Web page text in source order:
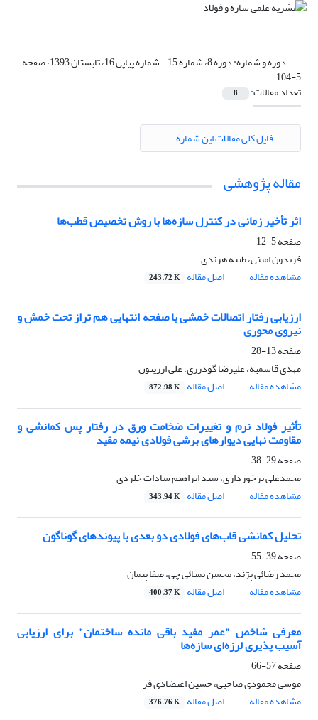
دوره و شماره: دوره 8، شماره 15 - شماره پیاپی 16، تابستان 1393، صفحه
5-104
تعداد مقالات: 8
فایل کلی مقالات این شماره
مقاله پژوهشی
اثر تأخیر زمانی در کنترل سازه‌ها با روش تخصیص قطب‌ها
صفحه5-12
فریدون امینی، طیبه هرندی
مشاهده مقاله
اصل مقاله 243.72 K
ارزیابی رفتار اتصالات خمشی با صفحه انتهایی هم تراز تحت خمش و
نیروی محوری
صفحه13-28
مهدی قاسمیه، علیرضا گودرزی، علی ارزیتون
مشاهده مقاله
اصل مقاله 872.98 K
تأثیر فولاد نرم و تغییرات ضخامت ورق در رفتار پس کمانشی و
مقاومت نهایی دیوارهای برشی فولادی نیمه مقید
صفحه29-38
محمدعلی برخورداری، سید ابراهیم سادات خلردی
مشاهده مقاله
اصل مقاله 343.94 K
تحلیل کمانشی قاب‌های فولادی دو بعدی با پیوندهای گوناگون
صفحه39-55
محمد رضائی پژند، محسن بمبائی چی، صفا پیمان
مشاهده مقاله
اصل مقاله 400.37 K
معرفی شاخص "عمر مفید باقی‌ مانده ساختمان" برای ارزیابی
آسیب پذیری لرزه‌ای سازه‌ها
صفحه57-66
موسی محمودی صاحبی، حسین اعتضادی فر
مشاهده مقاله
اصل مقاله 376.76 K